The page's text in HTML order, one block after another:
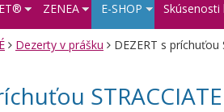
ZENEA E-SHOP Skúsenosti
Dezerty v prášku DEZERT s príchuťou